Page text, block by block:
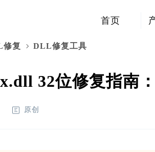
首页
复 DLL修复工具
32位修复指南
原创